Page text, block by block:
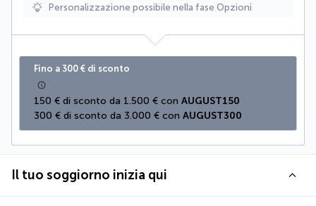
Personalizzazione possibile nella fase Opzioni
Fino a 300 € di sconto
150 € di sconto da 1.500 € con AUGUST150
300 € di sconto da 3.000 € con AUGUST300
Il tuo soggiorno inizia qui